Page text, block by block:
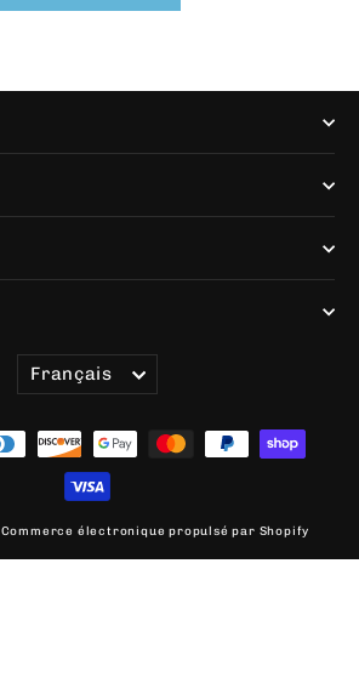
LANGUE
Français
Commerce électronique propulsé par Shopify